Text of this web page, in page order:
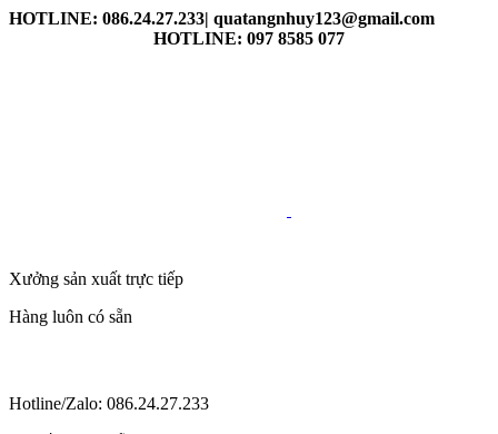
HOTLINE: 086.24.27.233| quatangnhuy123@gmail.com
HOTLINE: 097 8585 077
Xưởng sản xuất trực tiếp
Hàng luôn có sẵn
Hotline/Zalo: 086.24.27.233